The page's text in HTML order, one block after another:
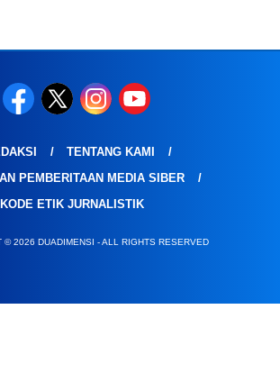
TENTANG KAMI
PEMBERITAAN MEDIA SIBER
KODE ETIK JURNALISTIK
© 2026 DUADIMENSI - ALL RIGHTS RESERVED